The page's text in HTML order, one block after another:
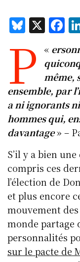
Bl
e
s
k
y
X F
c
e
b
o
o
k
«
P
même,
ensemble, par
a ni ignorants
hommes qui,
davantage» –
S’il y a bien
compris ces
l’élection de
et plus encore
mouvement
monde partage
personnalités
sur le pacte de